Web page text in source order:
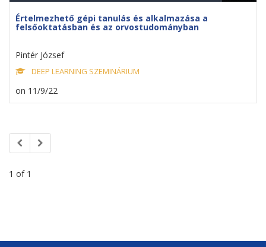
Értelmezhető gépi tanulás és alkalmazása a
felsőoktatásban és az orvostudományban
Pintér József
DEEP LEARNING SZEMINÁRIUM
on 11/9/22
1 of 1